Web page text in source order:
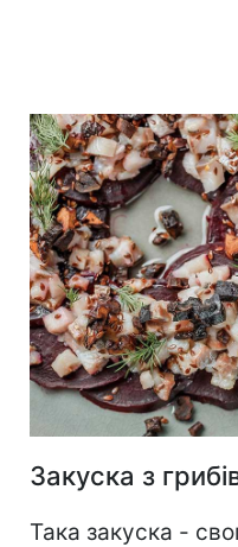
Закуска з
Така закуска -